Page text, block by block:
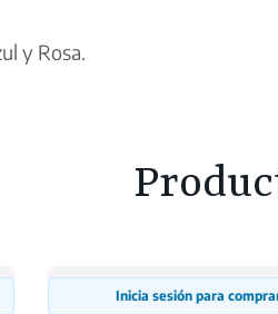
y Rosa.
Inicia sesión para